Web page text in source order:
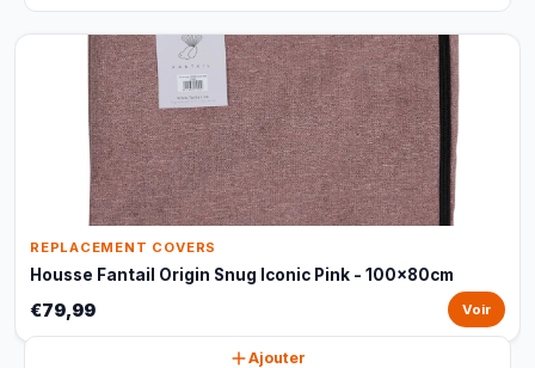
REPLACEMENT COVERS
Housse Fantail Origin Snug Iconic Pink - 100x80cm
€79,99 Voir
Ajouter